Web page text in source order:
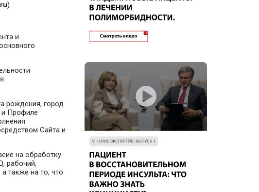
).
и
рождения, город
и Профиле
Сайта и
на обработку
рабочий,
также на то, что